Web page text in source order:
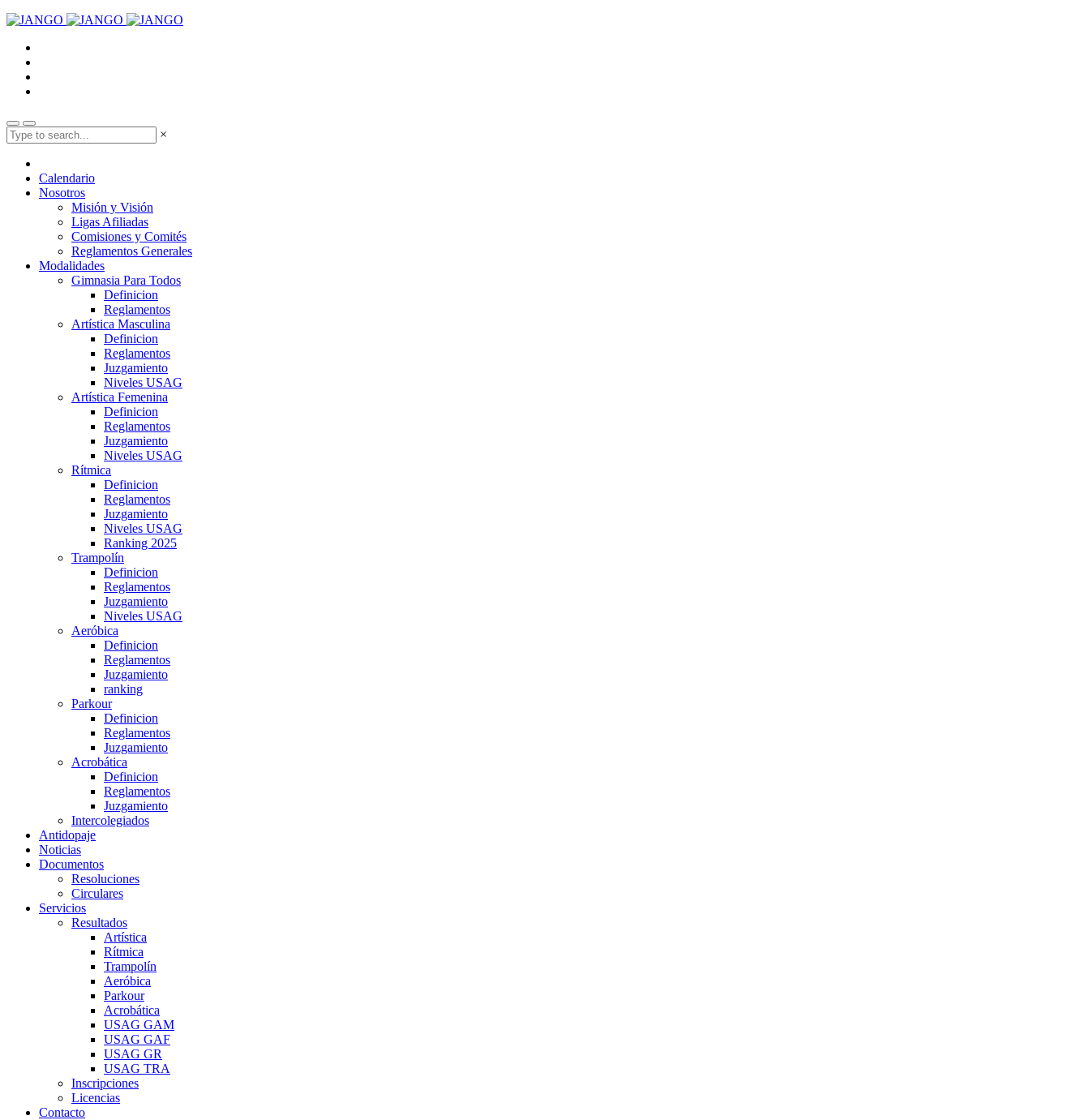
×
Calendario
Nosotros
Misión y Visión
Ligas Afiliadas
Comisiones y Comités
Reglamentos Generales
Modalidades
Gimnasia Para Todos
Definicion
Reglamentos
Artística Masculina
Definicion
Reglamentos
Juzgamiento
Niveles USAG
Artística Femenina
Definicion
Reglamentos
Juzgamiento
Niveles USAG
Rítmica
Definicion
Reglamentos
Juzgamiento
Niveles USAG
Ranking 2025
Trampolín
Definicion
Reglamentos
Juzgamiento
Niveles USAG
Aeróbica
Definicion
Reglamentos
Juzgamiento
ranking
Parkour
Definicion
Reglamentos
Juzgamiento
Acrobática
Definicion
Reglamentos
Juzgamiento
Intercolegiados
Antidopaje
Noticias
Documentos
Resoluciones
Circulares
Servicios
Resultados
Artística
Rítmica
Trampolín
Aeróbica
Parkour
Acrobática
USAG GAM
USAG GAF
USAG GR
USAG TRA
Inscripciones
Licencias
Contacto